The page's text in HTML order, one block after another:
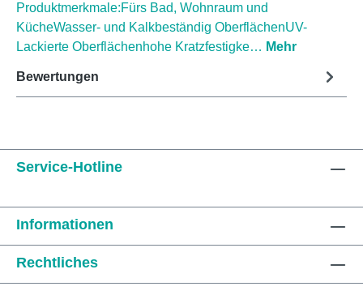
Produktmerkmale:Fürs Bad, Wohnraum und
KücheWasser- und Kalkbeständig OberflächenUV-
Lackierte Oberflächenhohe Kratzfestigke… Mehr
Bewertungen
Service-Hotline
Informationen
Rechtliches